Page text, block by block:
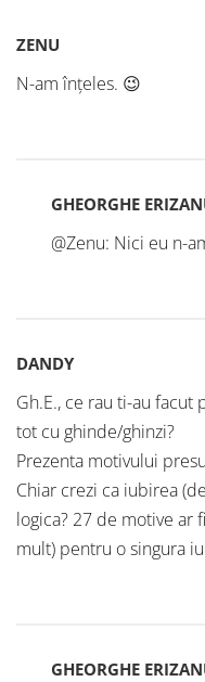
ZENU
N-am înţeles. 😉
GHEORGHE
@Zenu: Nici eu n-
DANDY
Gh.E., ce rau ti-au facut
tot cu ghinde/ghinzi?
Prezenta motivului
Chiar crezi ca iubirea
logica? 27 de motive ar
mult) pentru o singura
GHEORGHE